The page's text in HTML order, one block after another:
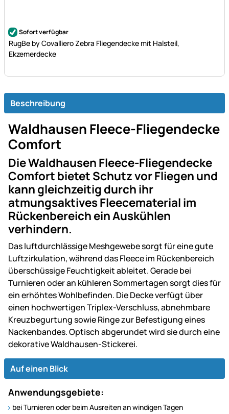
Noch keine Bewertungen abgegeben
Sofort verfügbar
RugBe by Covalliero Zebra Fliegendecke mit Halsteil,
Ekzemerdecke
Beschreibung
Waldhausen Fleece-Fliegendecke
Comfort
Die Waldhausen Fleece-Fliegendecke
Comfort bietet Schutz vor Fliegen und
kann gleichzeitig durch ihr
atmungsaktives Fleecematerial im
Rückenbereich ein Auskühlen
verhindern.
Das luftdurchlässige Meshgewebe sorgt für eine gute
Luftzirkulation, während das Fleece im Rückenbereich
überschüssige Feuchtigkeit ableitet. Gerade bei
Turnieren oder an kühleren Sommertagen sorgt dies für
ein erhöhtes Wohlbefinden. Die Decke verfügt über
einen hochwertigen Triplex-Verschluss, abnehmbare
Kreuzbegurtung sowie Ringe zur Befestigung eines
Nackenbandes. Optisch abgerundet wird sie durch eine
dekorative Waldhausen-Stickerei.
Auf einen Blick
Anwendungsgebiete:
bei Turnieren oder beim Ausreiten an windigen Tagen